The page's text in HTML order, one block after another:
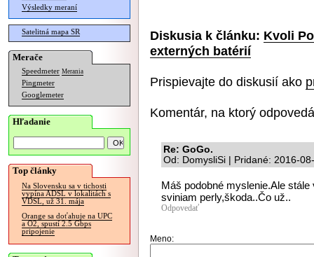
Výsledky meraní
Satelitná mapa SR
Merače
Speedmeter Merania
Pingmeter
Googlemeter
Hľadanie
Top články
Na Slovensku sa v tichosti
vypína ADSL v lokalitách s
VDSL, už 31. mája
Orange sa doťahuje na UPC
a O2, spustí 2.5 Gbps
pripojenie
Diskusia k článku: Kvoli
externých batérií
Prispievajte do diskusií ako
Komentár, na ktorý
Re: GoGo.
Od: DomysliSi | Pridané: 2016-
Máš podobné myslenie.Ale
sviniam perly,škoda..Čo už..
Odpovedať
Meno: